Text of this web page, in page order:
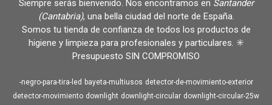
Siempre serás bienvenido. Nos encontramos en Santander
(Cantabria), una bella ciudad del norte de España.
Somos tu tienda de confianza de todos los productos de
higiene y limpieza para profesionales y particulares. ✳️
Presupuesto SIN COMPROMISO
-negro-para-tira-led bayeta-multiusos detector-de-movimiento-exterior
detector-movimiento downlight downlight-circular downlight-circular-25w